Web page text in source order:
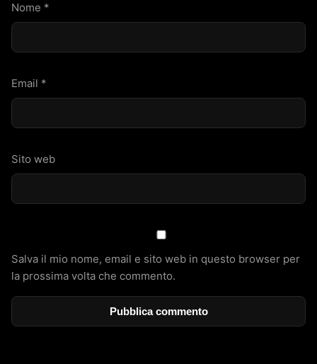
Nome *
Email *
Sito web
Salva il mio nome, email e sito web in questo browser per
la prossima volta che commento.